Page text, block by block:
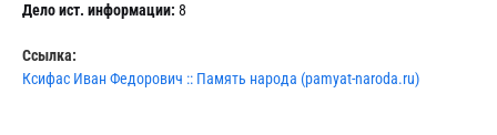
Дело ист. информации: 8
Ссылка:
Ксифас Иван Федорович :: Память народа (pamyat-naroda.ru)